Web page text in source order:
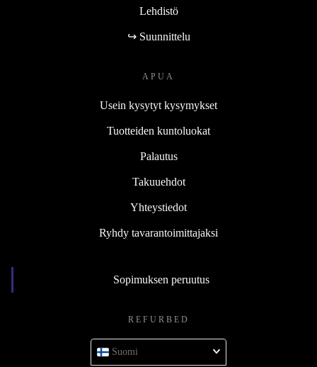
Lehdistö
↪ Suunnittelu
APUA
Usein kysytyt kysymykset
Tuotteiden kuntoluokat
Palautus
Takuuehdot
Yhteystiedot
Ryhdy tavarantoimittajaksi
Sopimuksen peruutus
REFURBED
Suomi